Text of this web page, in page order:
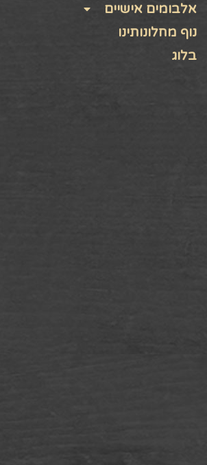
אלבומים אישיים
נוף מחלונותינו
בלוג